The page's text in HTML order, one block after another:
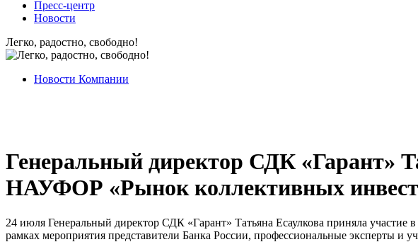
Пресс-центр
Новости
Легко, радостно, свободно!
Новости Компании
Генеральный директор СДК «Гарант»
НАУФОР «Рынок коллективных
24 июля Генеральный директор СДК «Гарант» Татьяна Есаулкова приняла
рамках мероприятия представители Банка России, профессиональные эксперты